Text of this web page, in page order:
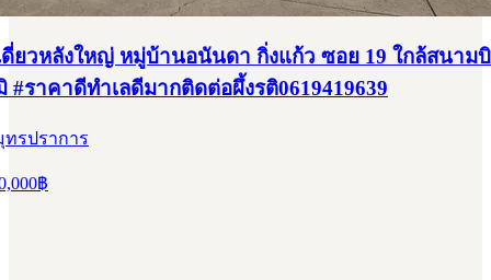
ยวหลังใหญ่ หมู่บ้านอนันดา กิ่งแก้ว ซอย 19 ใกล้สนาม
#ราคาดีทำเลดีมากติดต่อผึ้งรติ0619419639
ทรปราการ
฿